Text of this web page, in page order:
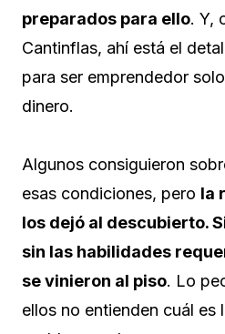
preparados para ello. Y,
Cantinflas, ahí está el
para ser emprendedor
dinero.
Algunos consiguieron
esas condiciones, pero la
los dejó al descubierto.
sin las habilidades
se vinieron al piso. Lo
ellos no entienden cuál es